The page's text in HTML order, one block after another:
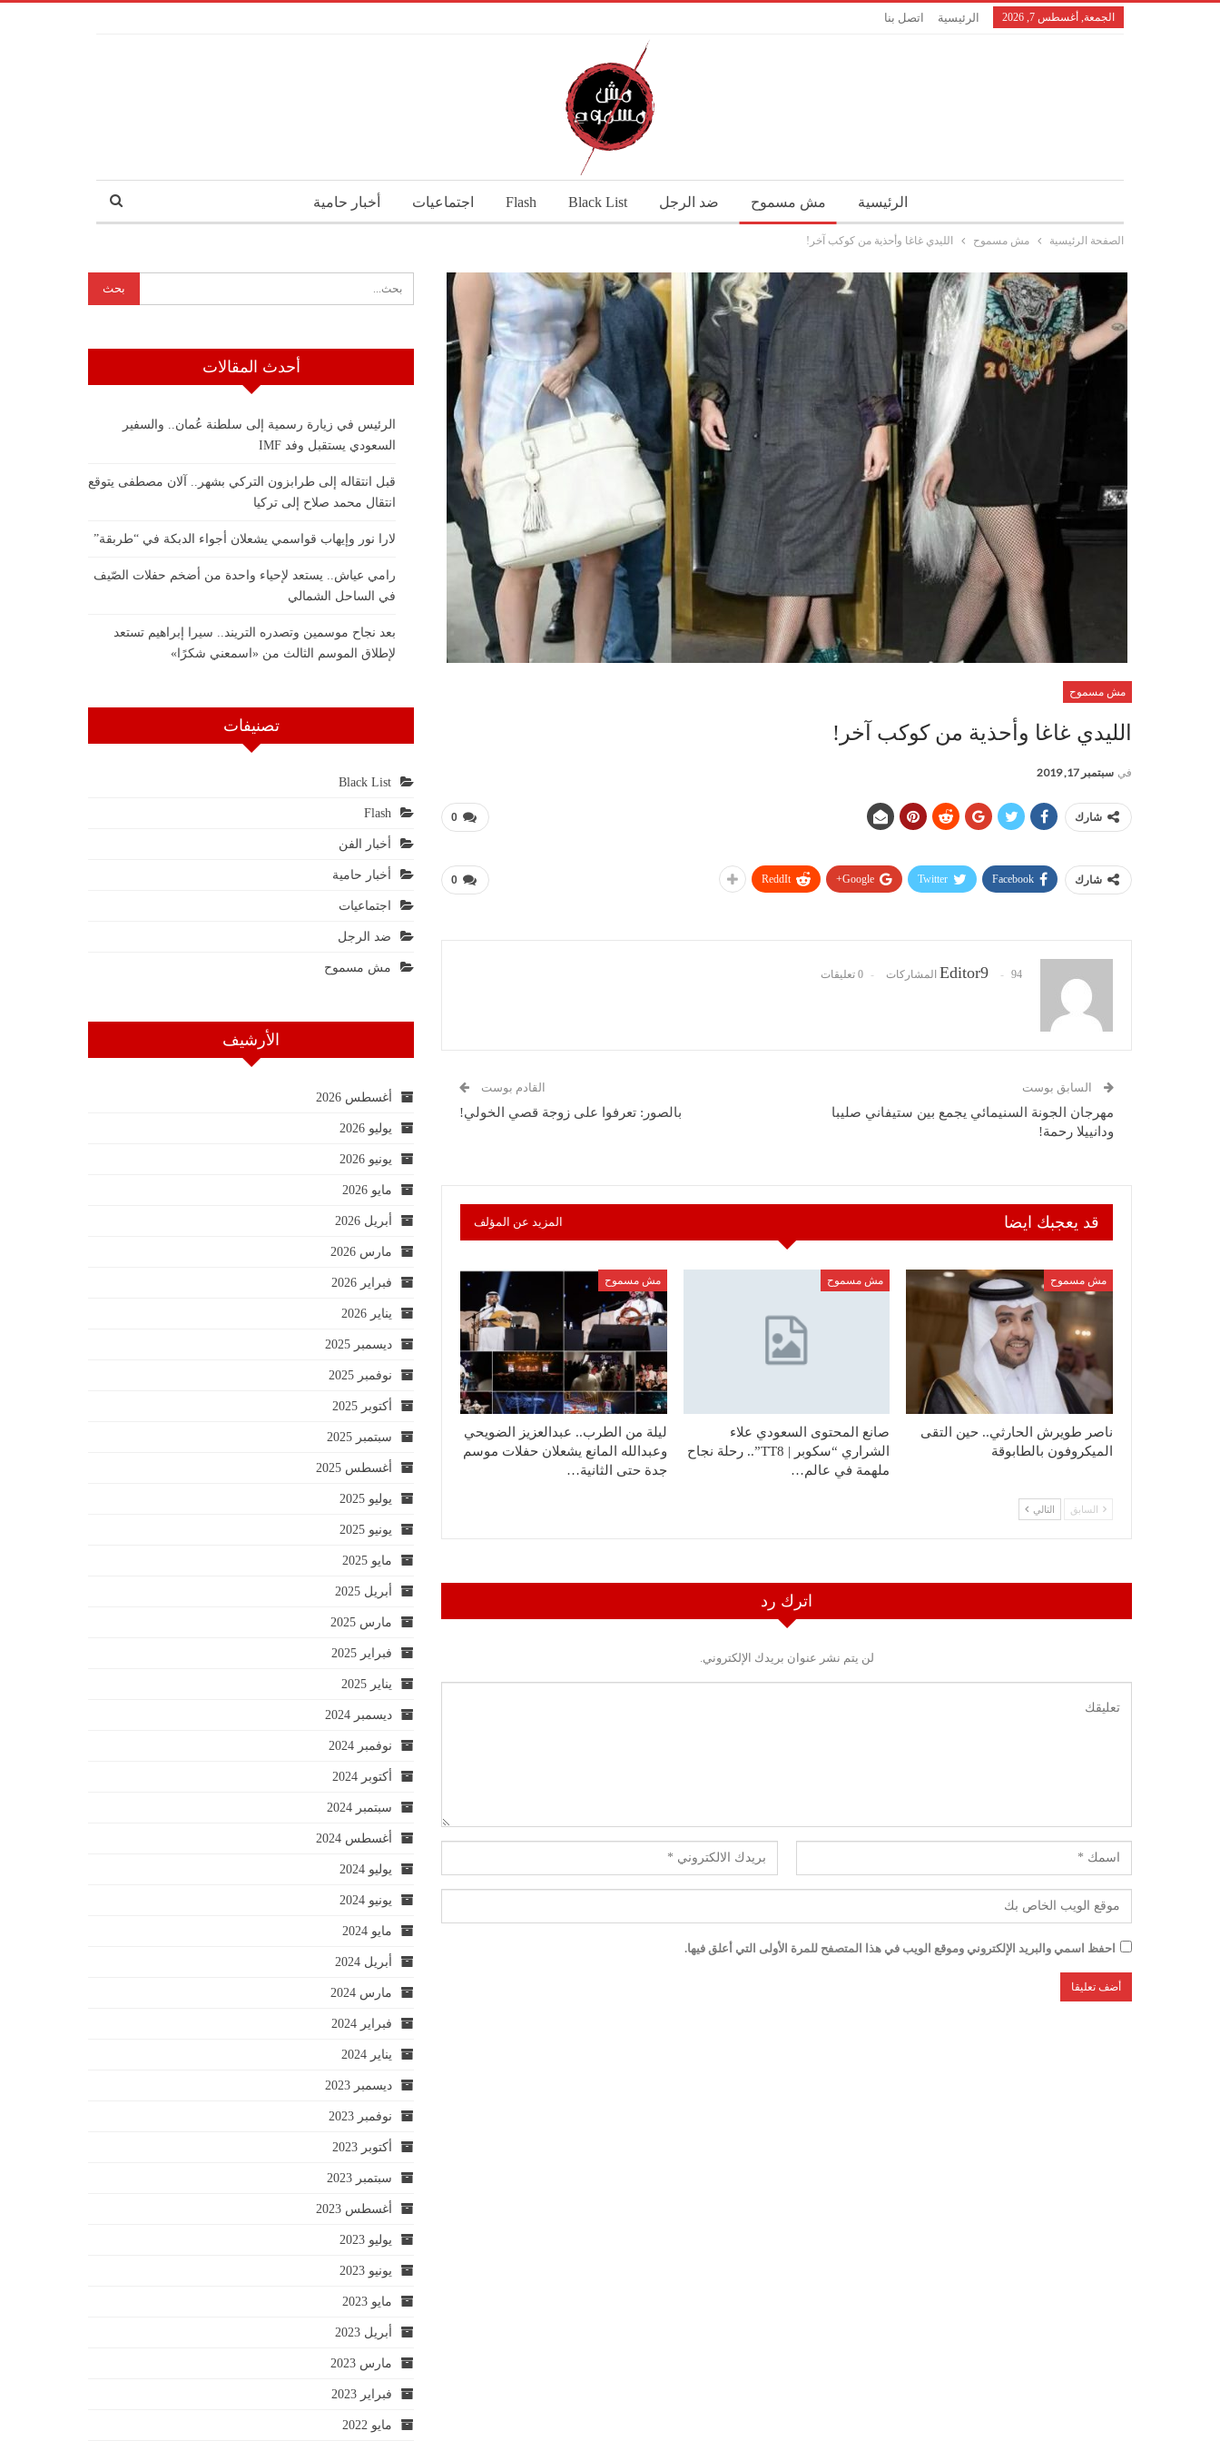
الجمعة, أغسطس 7, 2026 الرئيسية اتصل بنا
الرئيسية مش مسموح ضد الرجل Black List
Flash اجتماعيات أخبار حامية
الصفحة الرئيسية مش مسموح الليدي غاغا وأحذية من كوكب آخر!
مش مسموح
الليدي غاغا وأحذية من كوكب آخر!
في سبتمبر 17, 2019
0 شارك
0 شارك Facebook
Twitter
Google+
ReddIt
Editor9 94 المشاركات 0 تعليقات
السابق بوست
مهرجان الجونة السنيمائي يجمع بين ستيفاني صليبا
ودانييلا رحمة!
القادم بوست
بالصور: تعرفوا على زوجة قصي الخولي!
قد يعجبك ايضا المزيد عن المؤلف
مش مسموح
ناصر طويرش الحارثي.. حين التقى
الميكروفون بالطابوقة
مش مسموح
صانع المحتوى السعودي علاء
الشراري “سكوبر | TT8”.. رحلة نجاح
ملهمة في عالم…
مش مسموح
ليلة من الطرب.. عبدالعزيز الضويحي
وعبدالله المانع يشعلان حفلات موسم
جدة حتى الثانية…
السابق التالي
اترك رد
لن يتم نشر عنوان بريدك الإلكتروني.
احفظ اسمي والبريد الإلكتروني وموقع الويب في هذا المتصفح للمرة الأولى التي أعلق فيها.
أحدث المقالات
الرئيس في زيارة رسمية إلى سلطنة عُمان.. والسفير
السعودي يستقبل وفد IMF
قبل انتقاله إلى طرابزون التركي بشهر.. آلان مصطفى يتوقع
انتقال محمد صلاح إلى تركيا
لارا نور وإيهاب قواسمي يشعلان أجواء الدبكة في “طربقة”
رامي عياش.. يستعد لإحياء واحدة من أضخم حفلات الصّيف
في الساحل الشمالي
بعد نجاح موسمين وتصدره التريند.. سيرا إبراهيم تستعد
لإطلاق الموسم الثالث من «اسمعني شكرًا»
تصنيفات
Black List
Flash
أخبار الفن
أخبار حامية
اجتماعيات
ضد الرجل
مش مسموح
الأرشيف
أغسطس 2026
يوليو 2026
يونيو 2026
مايو 2026
أبريل 2026
مارس 2026
فبراير 2026
يناير 2026
ديسمبر 2025
نوفمبر 2025
أكتوبر 2025
سبتمبر 2025
أغسطس 2025
يوليو 2025
يونيو 2025
مايو 2025
أبريل 2025
مارس 2025
فبراير 2025
يناير 2025
ديسمبر 2024
نوفمبر 2024
أكتوبر 2024
سبتمبر 2024
أغسطس 2024
يوليو 2024
يونيو 2024
مايو 2024
أبريل 2024
مارس 2024
فبراير 2024
يناير 2024
ديسمبر 2023
نوفمبر 2023
أكتوبر 2023
سبتمبر 2023
أغسطس 2023
يوليو 2023
يونيو 2023
مايو 2023
أبريل 2023
مارس 2023
فبراير 2023
مايو 2022